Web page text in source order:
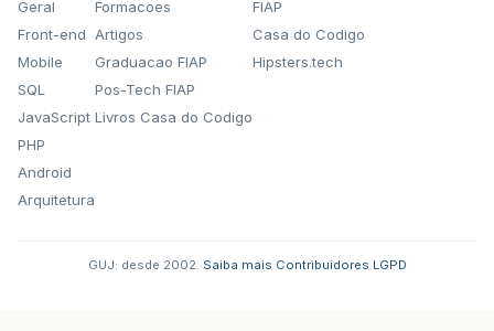
Geral
Front-end
Mobile
SQL
JavaScript
PHP
Android
Arquitetura
Formacoes
Artigos
Graduacao FIAP
Pos-Tech FIAP
Livros Casa do Codigo
FIAP
Casa do Codigo
Hipsters.tech
GUJ: desde 2002. Saiba mais Contribuidores LGPD